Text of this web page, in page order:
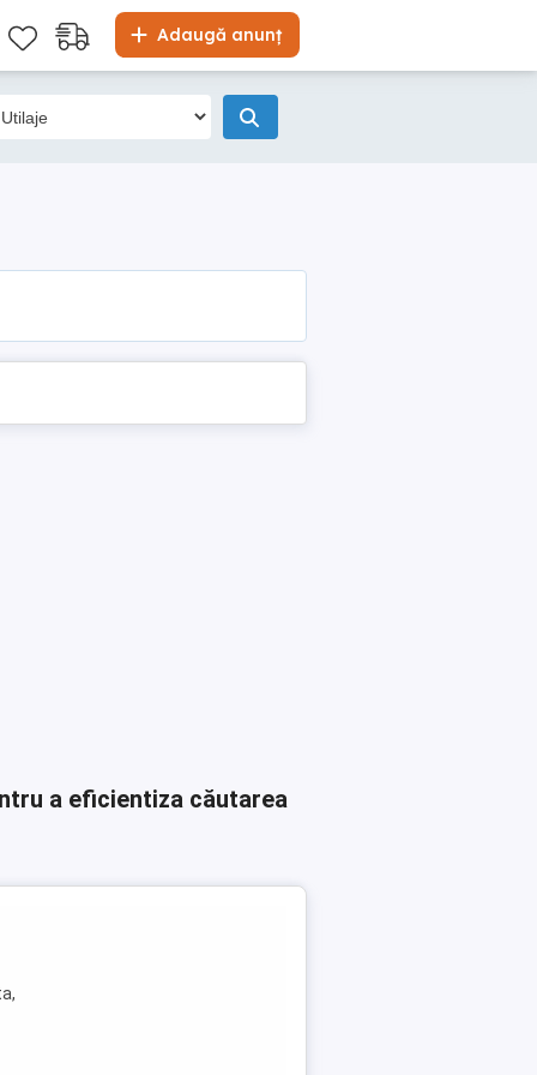
Adaugă anunț
a eficientiza căutarea